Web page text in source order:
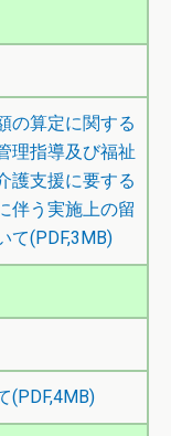
の算定に関する
理指導及び福祉
護支援に要する
伴う実施上の留
て(PDF,3MB)
(PDF,4MB)